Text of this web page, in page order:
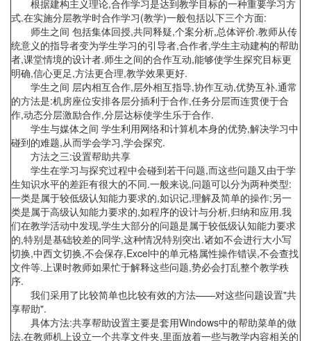
根据建构主义理论,合作学习是达到教学目标的一种重要学习方
式.在实施分层教学时合作学习(教学)一般包括以下三个方面:
师生之间 包括集体回授,共同释疑,个案分析,总体评价.教师从传
统意义的指导者变为学生学习的引导者,合作者,学生主动建构的帮助
者,课堂情境的设计者.师生之间的合作互动,能够使学生探究目标更
明确,信心更足,方法更合理,教学效果更好.
学生之间 层内相互合作,层外相互指导,协作互动,优势互补.通常
的方法是:机房座位安排各层分插利于合作,任务分层而连贯便于合
作,动态分层激励合作,分层达标使学生乐于合作.
学生与媒体之间 学生利用网络和计算机本身的优势,解决学习中
碰到的难题,从而学会学习,学会探究.
方法之三:设置帮助共享
学生在学习与探究过程中会碰到若干问题,而这些问题又由于学
生知识水平的差距有很大的不同.一般来说,问题可以分为两种类型:
一类是属于较低级认知能力要求的,如识记,理解及简单的操作;另一
类是属于高级认知能力要求的,如程序的设计与分析,归纳和应用.我
们在教学活动中发现,学生大部分的问题是属于较低级认知能力要求
的,特别是基础较差的同学,这种情况特别突出.诸如不会进行大小写
切换,中西文切换,不会保存,Excel中的单元格属性操作错误,不会查找
文件等.上课时教师如果忙于解释这些问题,势必会打乱整个教学秩
序.
我们采用了比较简单也比较有效的方法——对这些问题设置"共
享帮助".
具体方法:共享帮助设置主要是套用Windows中的帮助菜单的做
法.在教师机上设立一个共享文件夹,里面放着一些与教学内容相关的